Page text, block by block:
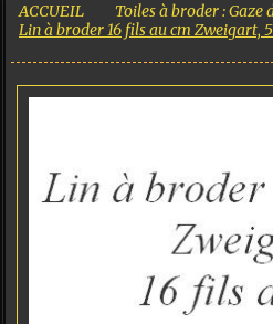
ACCUEIL
Toiles à broder : Gaze
Lin à broder 16 fils au cm Zweigart,